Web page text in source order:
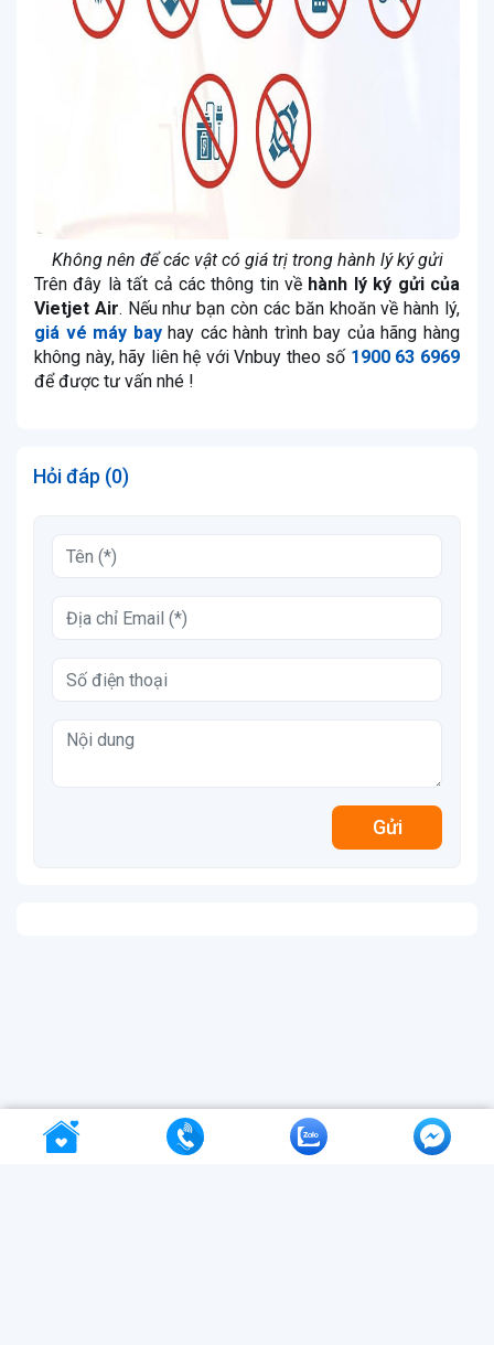
Không nên để các vật có giá trị trong hành lý ký gửi
Trên đây là tất cả các thông tin về hành lý ký gửi của
Vietjet Air. Nếu như bạn còn các băn khoăn về hành lý,
giá vé máy bayhay các hành trình bay của hãng hàng
không này, hãy liên hệ với Vnbuy theo số 1900 63 6969
để được tư vấn nhé !
Hỏi đáp (0)
Gửi